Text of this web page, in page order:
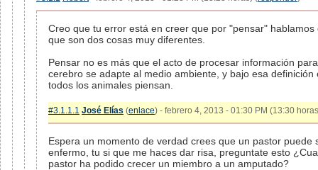
Creo que tu error está en creer que por "pensar" hablamos
que son dos cosas muy diferentes.
Pensar no es más que el acto de procesar información
cerebro se adapte al medio ambiente, y bajo esa definición
todos los animales piensan.
#3.1.1.1 José Elías (enlace) - febrero 4, 2013 - 01:30 PM (13:30
Espera un momento de verdad crees que un pastor puede
enfermo, tu si que me haces dar risa, preguntate esto
pastor ha podido crecer un miembro a un amputado?